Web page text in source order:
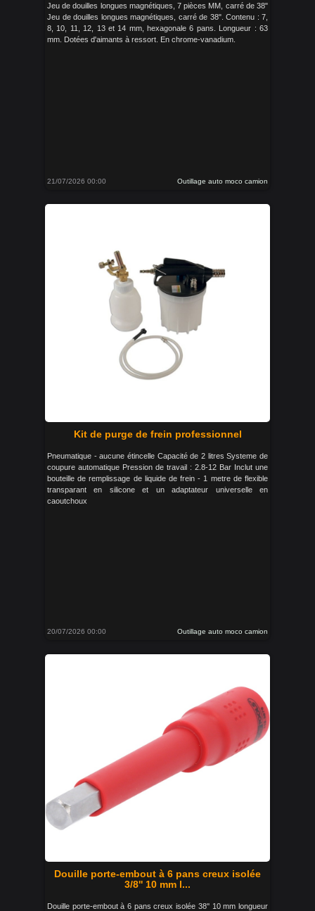
Jeu de douilles longues magnétiques, 7 pièces MM, carré de 38"
Jeu de douilles longues magnétiques, carré de 38". Contenu : 7,
8, 10, 11, 12, 13 et 14 mm, hexagonale 6 pans. Longueur : 63
mm. Dotées d'aimants à ressort. En chrome-vanadium.
21/07/2026 00:00 Outillage auto moco camion
Kit de purge de frein professionnel
Pneumatique - aucune étincelle Capacité de 2 litres Systeme de
coupure automatique Pression de travail : 2.8-12 Bar Inclut une
bouteille de remplissage de liquide de frein - 1 metre de flexible
transparant en silicone et un adaptateur universelle en
caoutchoux
20/07/2026 00:00 Outillage auto moco camion
Douille porte-embout à 6 pans creux isolée
3/8'' 10 mm l...
Douille porte-embout à 6 pans creux isolée 38'' 10 mm longueur